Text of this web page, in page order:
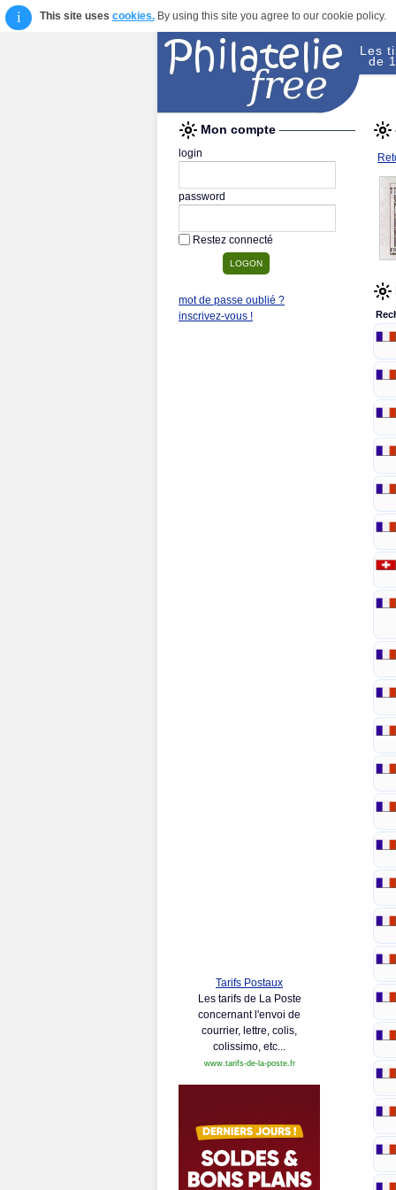
i This site uses cookies.By using this site you agree to our cookie policy.
Les
de
Mon compte
login
password
Restez connecté
mot de passe oublié ?
inscrivez-vous !
Tarifs Postaux
Les tarifs de La Poste
concernant l'envoi de
courrier, lettre, colis,
colissimo, etc...
www.tarifs-de-la-poste.fr